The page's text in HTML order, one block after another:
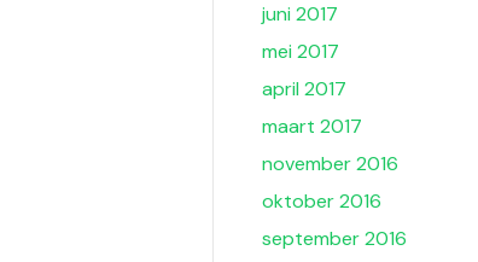
juni 2017
mei 2017
april 2017
maart 2017
november 2016
oktober 2016
september 2016